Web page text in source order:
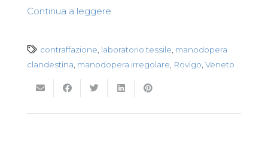
Continua a leggere
contraffazione laboratorio tessile manodopera
clandestina manodopera irregolare Rovigo Veneto